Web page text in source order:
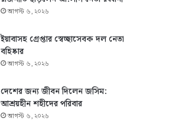
আগস্ট ৬, ২০২৬
ইয়াবাসহ গ্রেপ্তার স্বেচ্ছাসেবক দল নেতা
বহিষ্কার
আগস্ট ৬, ২০২৬
দেশের জন্য জীবন দিলেন জসিম:
আশ্রয়হীন শহীদের পরিবার
আগস্ট ৬, ২০২৬